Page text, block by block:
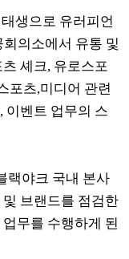
생으로 유러피언
의소에서 유통 및
셰크, 유로스포
포츠,미디어 관련
이벤트 업무의 스
랙야크 국내 본사
브랜드를 점검한
무를 수행하게 된